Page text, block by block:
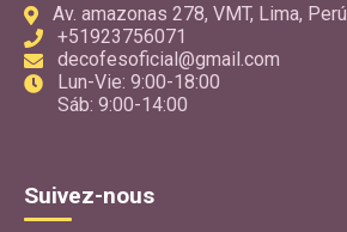
Av. amazonas 278, VMT, Lima, Perú
+51923756071
decofesoficial@gmail.com
Lun-Vie: 9:00-18:00
Sáb: 9:00-14:00
Suivez-nous